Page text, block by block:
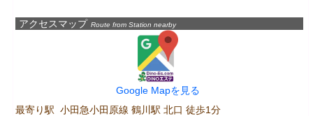
アクセスマップ Route from Station nearby
Google Mapを見る
最寄り駅	小田急小田原線 鶴川駅 北口 徒歩1分